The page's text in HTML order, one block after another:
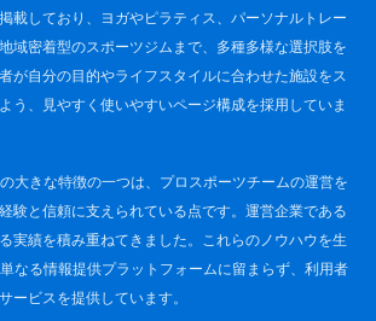
載しており、ヨガやピラティス、パーソナルトレー
域密着型のスポーツジムまで、多種多様な選択肢を
が自分の目的やライフスタイルに合わせた施設をス
う、見やすく使いやすいページ構成を採用していま
大きな特徴の一つは、プロスポーツチームの運営を
験と信頼に支えられている点です。運営企業である
実績を積み重ねてきました。これらのノウハウを生
なる情報提供プラットフォームに留まらず、利用者
ービスを提供しています。